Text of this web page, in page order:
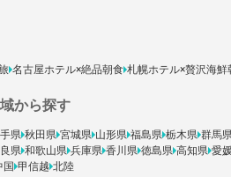
名古屋ホテル×絶品朝食 札幌ホテル×贅沢海鮮
から探す
県 秋田県 宮城県 山形県 福島県 栃木県 群馬
県 和歌山県 兵庫県 香川県 徳島県 高知県 愛
国 甲信越 北陸